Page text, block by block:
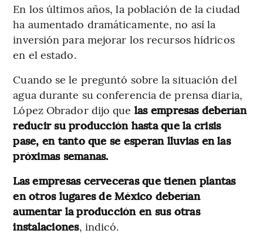
En los últimos años, la población de la ciudad
ha aumentado dramáticamente, no así la
inversión para mejorar los recursos hídricos
en el estado.
Cuando se le preguntó sobre la situación del
agua durante su conferencia de prensa diaria,
López Obrador dijo que las empresas deberían
reducir su producción hasta que la crisis
pase, en tanto que se esperan lluvias en las
próximas semanas.
Las empresas cerveceras que tienen plantas
en otros lugares de México deberían
aumentar la producción en sus otras
instalaciones, indicó.